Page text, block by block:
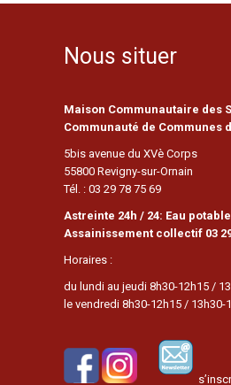
Nous situer
Maison Communautaire des
Communauté de Communes
5bis avenue du XVè Corps
55800 Revigny-sur-Ornain
Tél. : 03 29 78 75 69
Astreinte 24h / 24: Eau potable
Assainissement collectif 03 29
Horaires :
du lundi au jeudi 8h30-12h15 /
le vendredi 8h30-12h15 / 13h30-